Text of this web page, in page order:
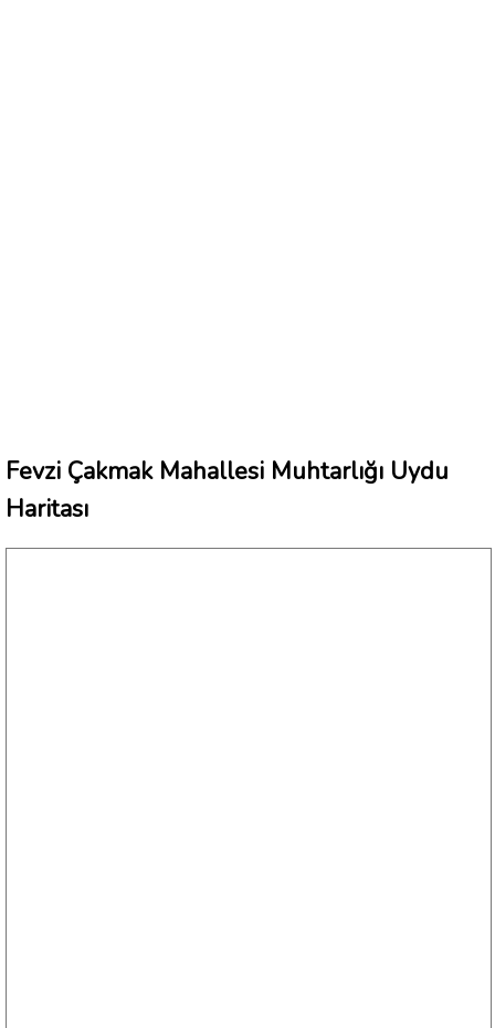
Fevzi Çakmak Mahallesi Muhtarlığı Uydu
Haritası